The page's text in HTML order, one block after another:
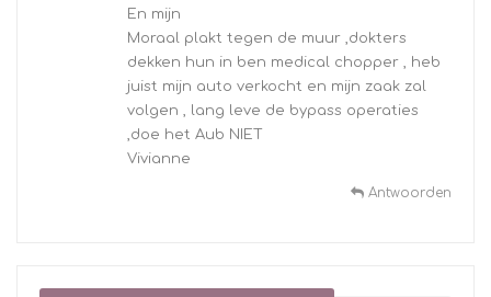
En mijn
Moraal plakt tegen de muur ,dokters
dekken hun in ben medical chopper , heb
juist mijn auto verkocht en mijn zaak zal
volgen , lang leve de bypass operaties
,doe het Aub NIET
Vivianne
Antwoorden